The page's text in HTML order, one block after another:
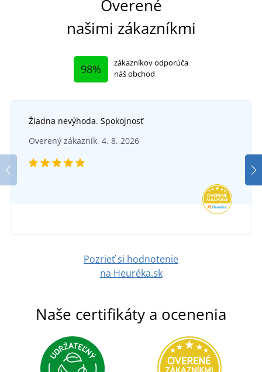
Overené
našimi zákazníkmi
98%
zákazníkov odporúča
náš obchod
Žiadna nevýhoda. Spokojnosť
Overený zákazník, 4. 8. 2026
Pozrieť si hodnotenie
na Heuréka.sk
Naše certifikáty a ocenenia